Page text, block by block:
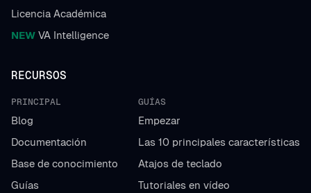
Licencia Académica
NEW VA Intelligence
RECURSOS
PRINCIPAL
Blog
Documentación
Base de conocimiento
Guías
GUÍAS
Empezar
Las 10 principales características
Atajos de teclado
Tutoriales en vídeo